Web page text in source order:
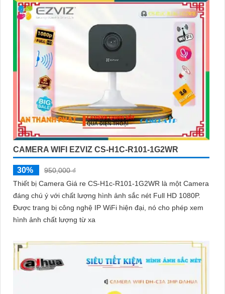
CAMERA WIFI EZVIZ CS-H1C-R101-1G2WR
30%
950,000 ₫
Thiết bị Camera Giá re CS-H1c-R101-1G2WR là một Camera
đáng chú ý với chất lượng hình ảnh sắc nét Full HD 1080P.
Được trang bị công nghệ IP WiFi hiện đại, nó cho phép xem
hình ảnh chất lượng từ xa